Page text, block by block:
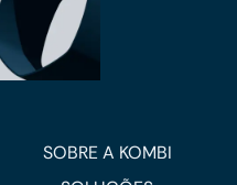
SOBRE A KOMBI